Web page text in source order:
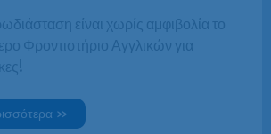
είναι χωρίς αμφιβολία το
Φροντιστήριο Αγγλικών για
»